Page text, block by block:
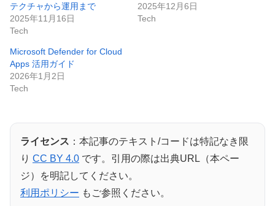
テクチャから運用まで
2025年11月16日
Tech
2025年12月6日
Tech
Microsoft Defender for Cloud
Apps 活用ガイド
2026年1月2日
Tech
ライセンス ：本記事のテキスト/コードは特記なき限
り CC BY 4.0 です。引用の際は出典URL（本ペー
ジ）を明記してください。
利用ポリシー もご参照ください。